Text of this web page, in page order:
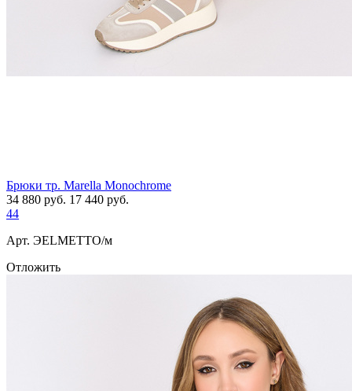
Брюки тр. Marella Monochrome
34 880 руб. 17 440 руб.
44
Арт. ЭELMETTO/м
Отложить